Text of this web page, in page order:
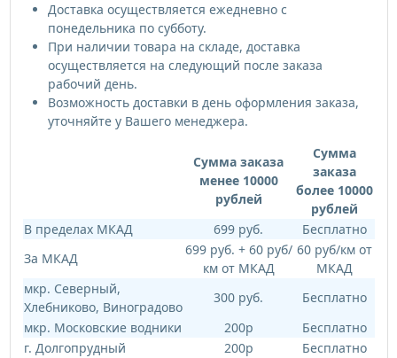
Доставка осуществляется ежедневно с
понедельника по субботу.
При наличии товара на складе, доставка
осуществляется на следующий после заказа
рабочий день.
Возможность доставки в день оформления заказа,
уточняйте у Вашего менеджера.
Сумма заказа
менее 10000
рублей
Сумма
заказа
более 10000
рублей
В пределах МКАД
699 руб.
Бесплатно
За МКАД
699 руб. + 60 руб/
км от МКАД
60 руб/км от
МКАД
мкр. Северный,
Хлебниково, Виноградово
300 руб.
Бесплатно
мкр. Московские водники
200р
Бесплатно
г. Долгопрудный
200р Бесплатно